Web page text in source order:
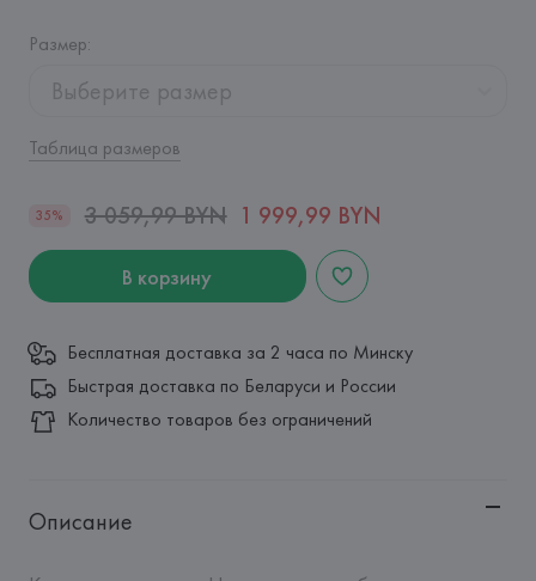
Размер:
Выберите размер
Таблица размеров
35% 3 059,99 BYN 1 999,99 BYN
В корзину
Бесплатная доставка за 2 часа по Минску
Быстрая доставка по Беларуси и России
Количество товаров без ограничений
Описание